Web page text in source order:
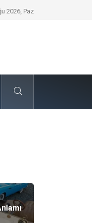
Yönetimi ile Kurumsal
2026, Paz